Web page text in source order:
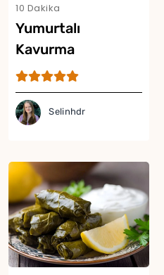
10 Dakika
Yumurtalı
Kavurma
Selinhdr